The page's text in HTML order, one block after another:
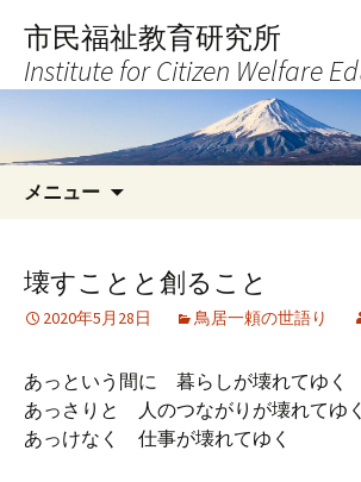
へ
キ
市民福祉教育研究所
Institute for Citizen Welfare
メニュー
壊すことと創ること
2020年5月28日 鳥居一頼の世語り
あっという間に 暮らしが壊れてゆく
あっさりと 人のつながりが壊れてゆく
あっけなく 仕事が壊れてゆく